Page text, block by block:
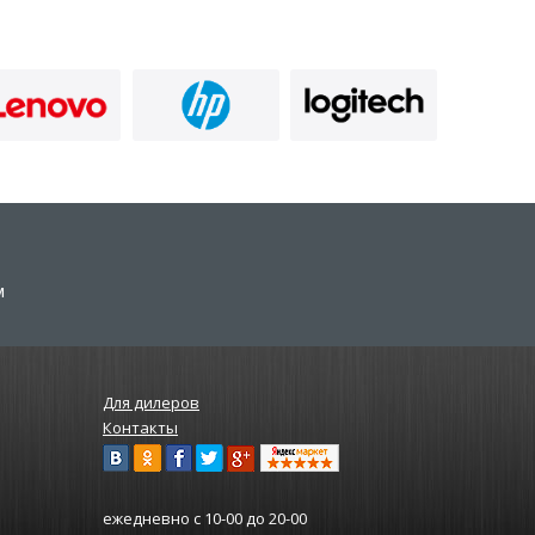
Для дилеров
Контакты
ежедневно с 10-00 до 20-00